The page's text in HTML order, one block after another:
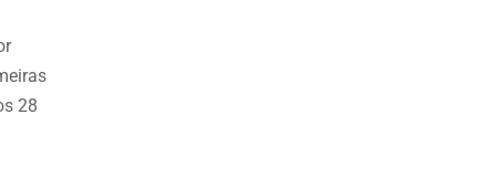
28